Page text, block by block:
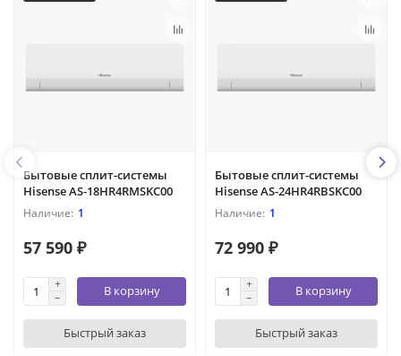
Бытовые сплит-системы
Hisense AS-18HR4RMSKC00
1
57 590 ₽
В корзину
Быстрый заказ
Бытовые сплит-системы
Hisense AS-24HR4RBSKC00
1
72 990 ₽
В корзину
Быстрый заказ